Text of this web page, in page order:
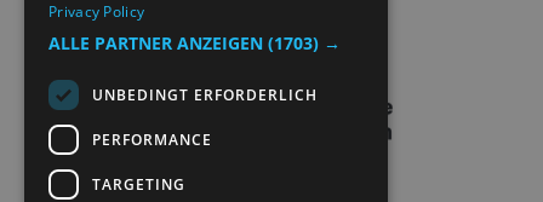
KONTAKT
Privacy Policy
ALLE PARTNER ANZEIGEN (1703) →
UNBEDINGT ERFORDERLICH
PERFORMANCE
TARGETING